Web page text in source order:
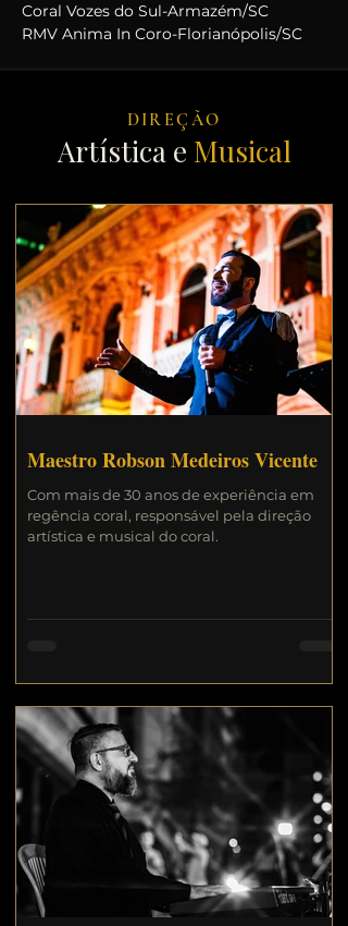
Coral Vozes do Sul-Armazém/SC
RMV Anima In Coro-Florianópolis/SC
DIREÇÃO
Artística e Musical
Maestro Robson Medeiros Vicente
Com mais de 30 anos de experiência em
regência coral, responsável pela direção
artística e musical do coral.